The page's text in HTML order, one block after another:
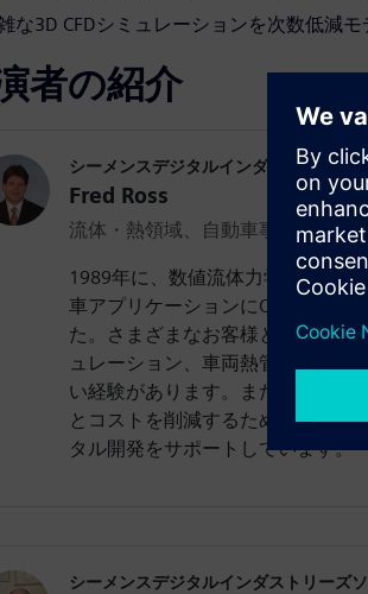
な3D CFDシミュレーションを次数低減モ
者の紹介
シーメンスデジタルインダストリーズ
Fred Ross
流体・熱領域、自動車事業開発マ
1989年に、数値流体力学の領域か
車アプリケーションにCFDを活用
た。さまざまなお客様と協働し、
ュレーション、車両熱管理、空力/
い経験があります。また、革新的
とコストを削減するために、試験
タル開発をサポートしています。
シーメンスデジタルインダストリーズ